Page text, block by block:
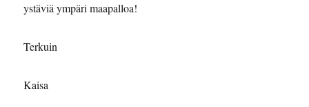
ystäviä ympäri maapalloa!
Terkuin
Kaisa